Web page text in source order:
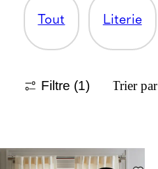
Tout Literie
Filtre (1) Trier par